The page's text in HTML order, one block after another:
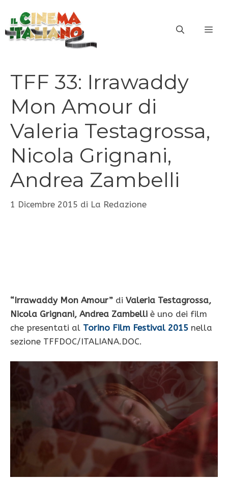
contenuto
TFF 33: Irrawaddy
Mon Amour di
Valeria Testagrossa,
Nicola Grignani,
Andrea Zambelli
1 Dicembre 2015 di La Redazione
“Irrawaddy Mon Amour” di Valeria Testagrossa,
Nicola Grignani, Andrea Zambelli è uno dei film
che presentati al Torino Film Festival 2015 nella
sezione TFFDOC/ITALIANA.DOC.